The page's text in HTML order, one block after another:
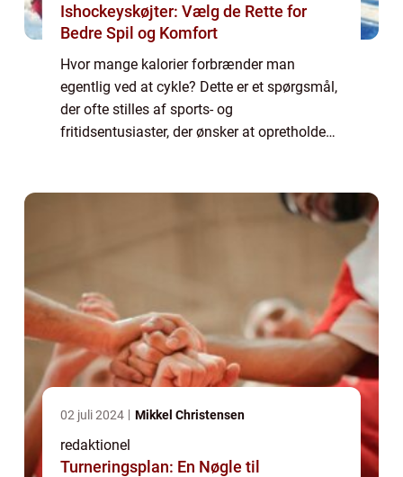
Ishockeyskøjter: Vælg de Rette for
Bedre Spil og Komfort
Hvor mange kalorier forbrænder man
egentlig ved at cykle? Dette er et spørgsmål,
der ofte stilles af sports- og
fritidsentusiaster, der ønsker at opretholde
02 juli 2024 Mikkel Christensen
redaktionel
Turneringsplan: En Nøgle til